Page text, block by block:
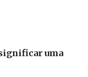
uma